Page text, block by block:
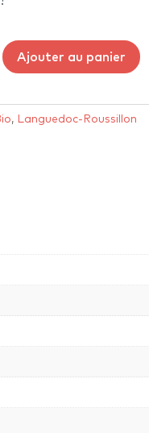
Ajouter au panier
, Languedoc-Roussillon